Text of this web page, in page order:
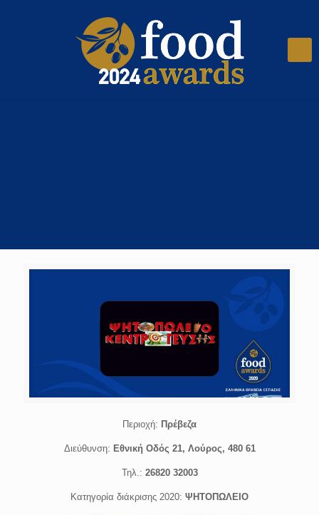
Περιοχή: Πρέβεζα
Διεύθυνση: Εθνική Οδός 21, Λούρος, 480 61
Τηλ.: 26820 32003
Κατηγορία διάκρισης 2020: ΨΗΤΟΠΩΛΕΙΟ